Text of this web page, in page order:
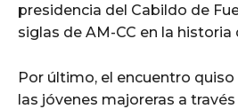
presidencia del Cabildo de
siglas de AM-CC en la historia
Por último, el encuentro
las jóvenes majoreras a